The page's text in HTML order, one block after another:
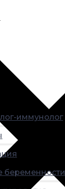
иммунолог
беременности